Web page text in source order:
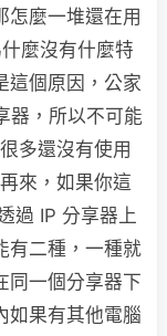
怎麼一堆還在用
麼沒有什麼特
這個原因，公家
器，所以不可能
多還沒有使用
來，如果你這
過 IP 分享器上
有二種，一種就
同一個分享器下
如果有其他電腦